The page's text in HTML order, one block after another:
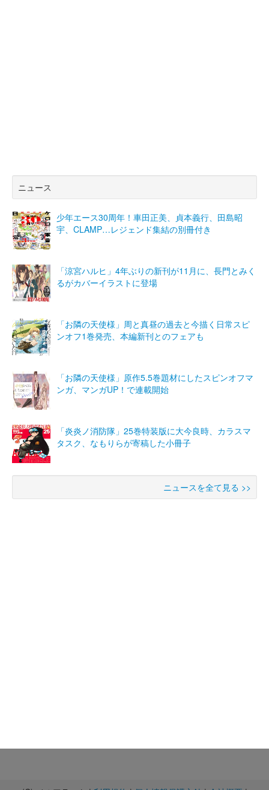
ニュース
少年エース30周年！車田正美、貞本義行、田島昭
宇、CLAMP…レジェンド集結の別冊付き
「涼宮ハルヒ」4年ぶりの新刊が11月に、長門とみく
るがカバーイラストに登場
「お隣の天使様」周と真昼の過去と今描く日常スピ
ンオフ1巻発売、本編新刊とのフェアも
「お隣の天使様」原作5.5巻題材にしたスピンオフマ
ンガ、マンガUP！で連載開始
「炎炎ノ消防隊」25巻特装版に大今良時、カラスマ
タスク、なもりらが寄稿した小冊子
ニュースを全て見る >>